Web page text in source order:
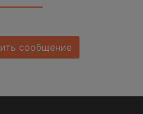
сообщение